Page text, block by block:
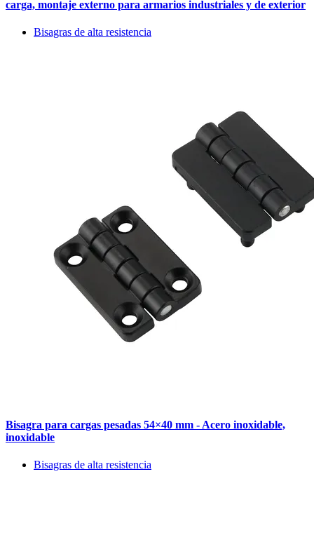
carga, montaje externo para armarios industriales y de exterior
Bisagras de alta resistencia
Bisagra para cargas pesadas 54×40 mm - Acero inoxidable,
inoxidable
Bisagras de alta resistencia